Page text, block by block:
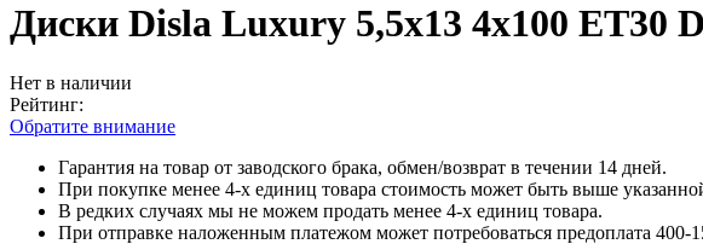
Диски Disla Luxury 5,5x13 4x100 ET30
Нет в наличии
Рейтинг:
Обратите внимание
Гарантия на товар от заводского брака, обмен/возврат в течении 14 дней.
При покупке менее 4-х единиц товара стоимость может быть выше
В редких случаях мы не можем продать менее 4-х единиц товара.
При отправке наложенным платежом может потребоваться предоплата 400-